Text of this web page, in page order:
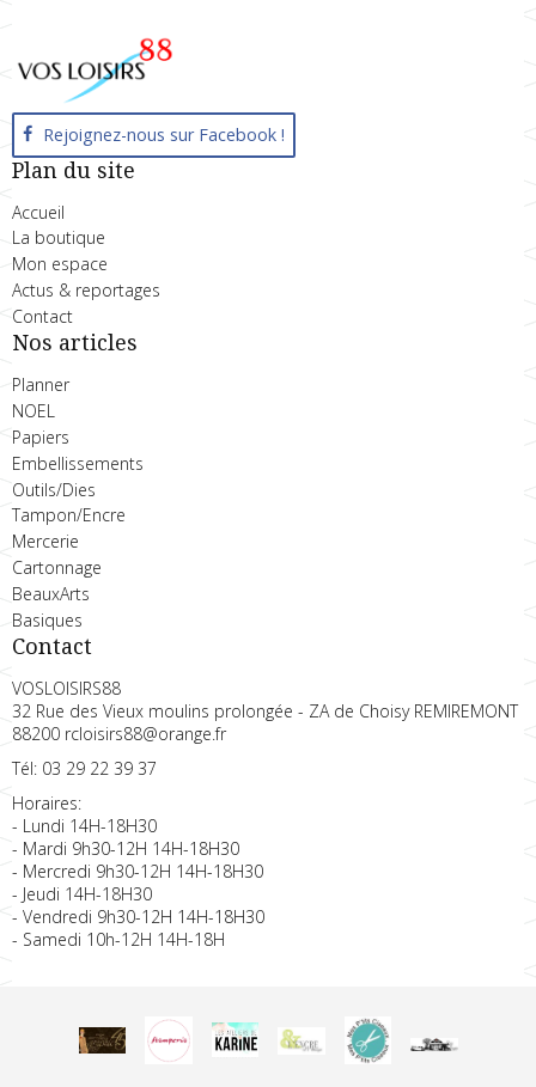
Rejoignez-nous sur Facebook !
Plan du site
Accueil
La boutique
Mon espace
Actus & reportages
Contact
Nos articles
Planner
NOEL
Papiers
Embellissements
Outils/Dies
Tampon/Encre
Mercerie
Cartonnage
BeauxArts
Basiques
Contact
VOSLOISIRS88
32 Rue des Vieux moulins prolongée - ZA de Choisy REMIREMONT
88200 rcloisirs88@orange.fr
Tél: 03 29 22 39 37
Horaires:
- Lundi 14H-18H30
- Mardi 9h30-12H 14H-18H30
- Mercredi 9h30-12H 14H-18H30
- Jeudi 14H-18H30
- Vendredi 9h30-12H 14H-18H30
- Samedi 10h-12H 14H-18H